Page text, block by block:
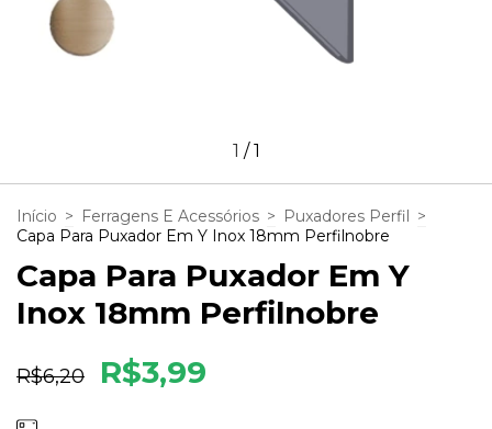
1 /1
Início > Ferragens E Acessórios > Puxadores Perfil >
Capa Para Puxador Em Y Inox 18mm Perfilnobre
Capa Para Puxador Em Y
Inox 18mm Perfilnobre
R$6,20 R$3,99